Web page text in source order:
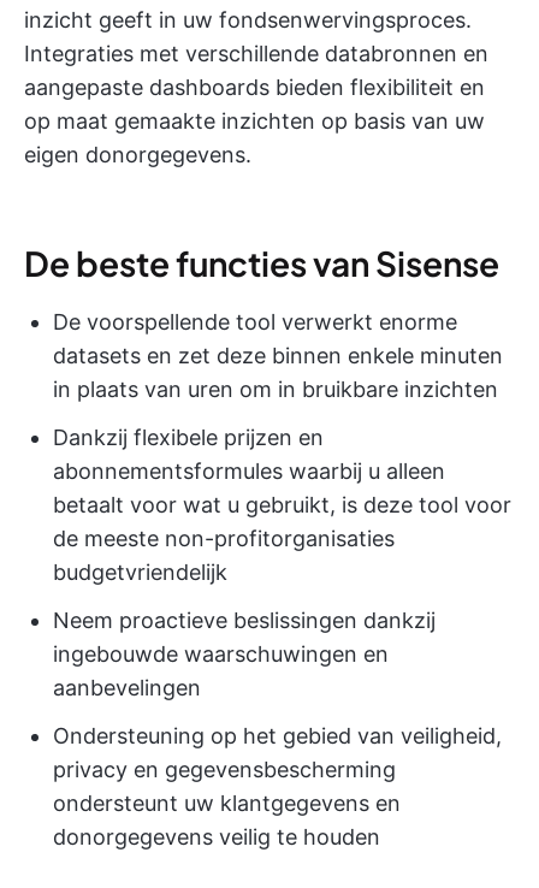
inzicht geeft in uw fondsenwervingsproces.
Integraties met verschillende databronnen en
aangepaste dashboards bieden flexibiliteit en
op maat gemaakte inzichten op basis van uw
eigen donorgegevens.
De beste functies van Sisense
De voorspellende tool verwerkt enorme
datasets en zet deze binnen enkele minuten
in plaats van uren om in bruikbare inzichten
Dankzij flexibele prijzen en
abonnementsformules waarbij u alleen
betaalt voor wat u gebruikt, is deze tool voor
de meeste non-profitorganisaties
budgetvriendelijk
Neem proactieve beslissingen dankzij
ingebouwde waarschuwingen en
aanbevelingen
Ondersteuning op het gebied van veiligheid,
privacy en gegevensbescherming
ondersteunt uw klantgegevens en
donorgegevens veilig te houden